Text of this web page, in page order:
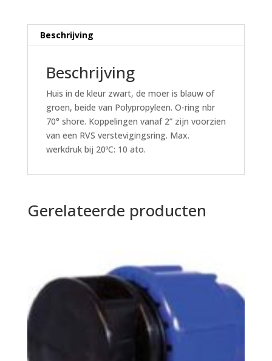
Beschrijving
Beschrijving
Huis in de kleur zwart, de moer is blauw of
groen, beide van Polypropyleen. O-ring nbr
70° shore. Koppelingen vanaf 2” zijn voorzien
van een RVS verstevigingsring. Max.
werkdruk bij 20ºC: 10 ato.
Gerelateerde producten